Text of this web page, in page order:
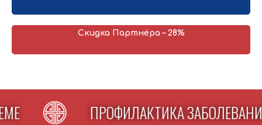
Скидка Партнёра – 28%
ПРОФИЛАКТИКА